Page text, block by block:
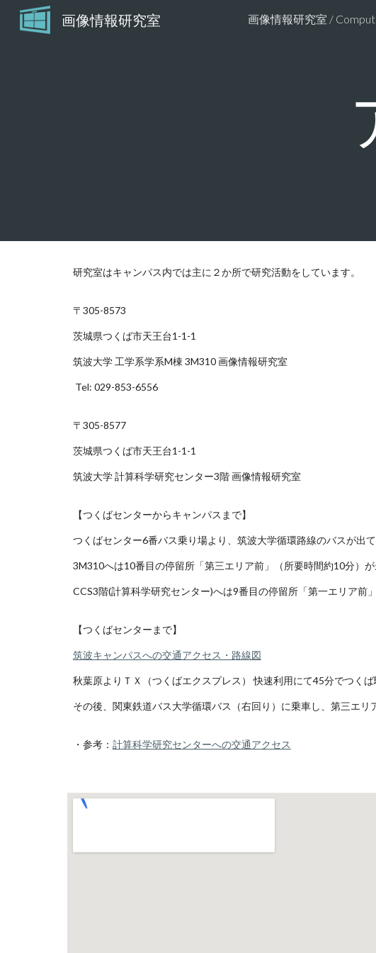
Skip to main
画像情報研究室
研究室はキャンパス内では主に２か所で研究活動をしています。
〒305-8573
茨城県つくば市天王台1-1-1
筑波大学 工学系学系M棟 3M310 画像情報研究室
Tel: 029-853-6556
〒305-8577
茨城県つくば市天王台1-1-1
筑波大学 計算科学研究センター3階 画像情報研究室
【つくばセンターからキャンパスまで】
つくばセンター6番バス乗り場より、筑波大学循環路線のバスが出
3M310へは10番目の停留所「第三エリア前」（所要時間約10分）が
CCS3階(計算科学研究センター)へは9番目の停留所「第一エリア前
【つくばセンターまで】
筑波キャンパスへの交通アクセス・路線図
秋葉原よりＴＸ（つくばエクスプレス） 快速利用にて45分でつくば
その後、関東鉄道バス大学循環バス（右回り）に乗車し、第三エリ
・参考： 計算科学研究センターへの交通アクセス